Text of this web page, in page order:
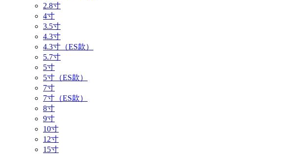
2.8寸
4寸
3.5寸
4.3寸
4.3寸（ES款）
5.7寸
5寸
5寸（ES款）
7寸
7寸（ES款）
8寸
9寸
10寸
12寸
15寸